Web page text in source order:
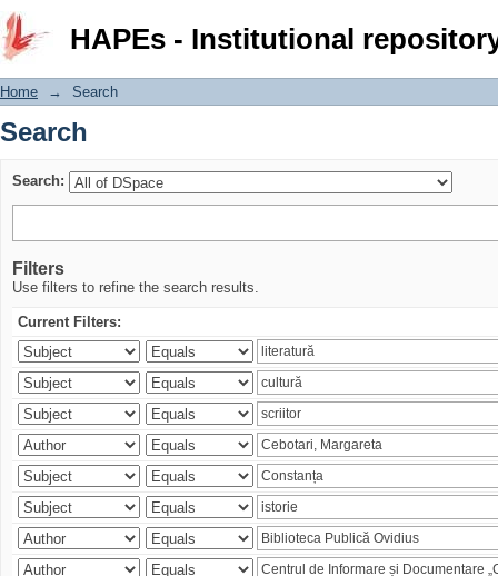
HAPEs - Institutional
Search
Home → Search
Search
Search:
Filters
Use filters to refine the search results.
Current Filters: